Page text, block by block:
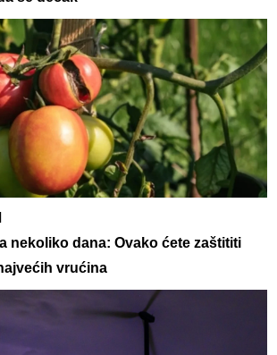
nekoliko dana: Ovako ćete zaštititi
vrućina